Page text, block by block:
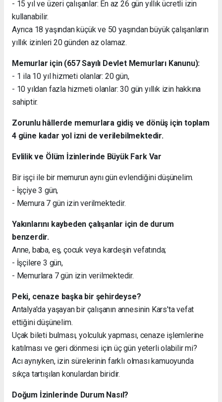
- 15 yıl ve üzeri çalışanlar: En az 26 gün yıllık ücretli izin
kullanabilir.
Ayrıca 18 yaşından küçük ve 50 yaşından büyük çalışanların
yıllık izinleri 20 günden az olamaz.
Memurlar için (657 Sayılı Devlet Memurları Kanunu):
- 1 ila 10 yıl hizmeti olanlar: 20 gün,
- 10 yıldan fazla hizmeti olanlar: 30 gün yıllık izin hakkına
sahiptir.
Zorunlu hâllerde memurlara gidiş ve dönüş için toplam
4 güne kadar yol izni de verilebilmektedir.
Evlilik ve Ölüm İzinlerinde Büyük Fark Var
Bir işçi ile bir memurun aynı gün evlendiğini düşünelim.
- İşçiye 3 gün,
- Memura 7 gün izin verilmektedir.
Yakınlarını kaybeden çalışanlar için de durum
benzerdir.
Anne, baba, eş, çocuk veya kardeşin vefatında;
- İşçilere 3 gün,
- Memurlara 7 gün izin verilmektedir.
Peki, cenaze başka bir şehirdeyse?
Antalya'da yaşayan bir çalışanın annesinin Kars'ta vefat
ettiğini düşünelim.
Uçak bileti bulması, yolculuk yapması, cenaze işlemlerine
katılması ve geri dönmesi için üç gün yeterli olabilir mi?
Acı aynıyken, izin sürelerinin farklı olması kamuoyunda
sıkça tartışılan konulardan biridir.
Doğum İzinlerinde Durum Nasıl?